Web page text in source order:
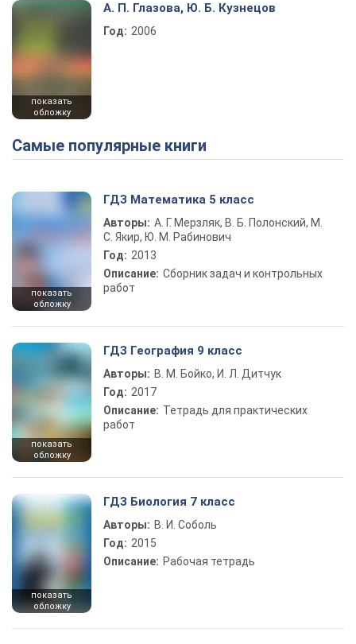
показать
обложку
А. П. Глазова, Ю. Б. Кузнецов
Год: 2006
Самые популярные книги
показать
обложку
ГДЗ Математика 5 класс
Авторы: А. Г. Мерзляк, В. Б. Полонский, М.
С. Якир, Ю. М. Рабинович
Год: 2013
Описание: Сборник задач и контрольных
работ
показать
обложку
ГДЗ География 9 класс
Авторы: В. М. Бойко, И. Л. Дитчук
Год: 2017
Описание: Тетрадь для практических
работ
показать
обложку
ГДЗ Биология 7 класс
Авторы: В. И. Соболь
Год: 2015
Описание: Рабочая тетрадь